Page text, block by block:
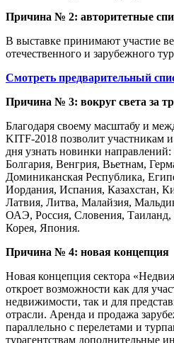
Причина № 2: авторитетные
В выставке принимают участие
отечественного и зарубежного
Смотреть предварительный
Причина № 3: вокруг света за
Благодаря своему масштабу и
KITF-2018 позволит участникам
дня узнать новинки
Болгария, Венгрия, Вьетнам,
Доминиканская Республика,
Иордания, Испания, Казахстан,
Латвия, Литва, Малайзия,
ОАЭ, Россия, Словения,
Корея, Япония.
Причина № 4: новая концепция
Новая концепция сектора
откроет возможности как для
недвижимости, так и для
отрасли. Аренда и продажа
параллельно с перелетами и
турагентствам дополнительные